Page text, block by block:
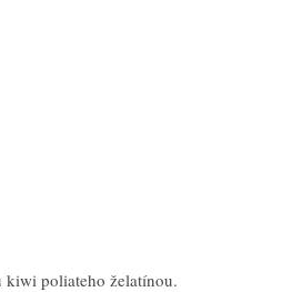
kiwi poliateho želatínou.